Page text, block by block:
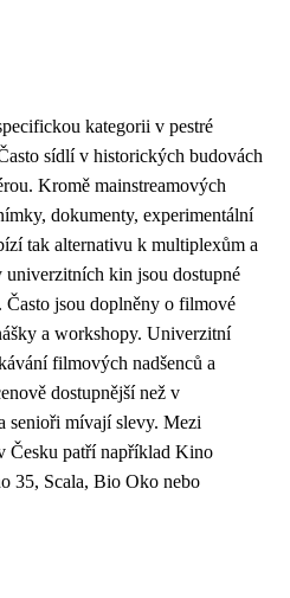
kategorii v pestré
sídlí v historických budovách
Kromě mainstreamových
dokumenty, experimentální
tak alternativu k multiplexům a
kin jsou dostupné
Často jsou doplněny o filmové
a workshopy. Univerzitní
filmových nadšenců a
dostupnější než v
senioři mívají slevy. Mezi
Česku patří například Kino
35, Scala, Bio Oko nebo